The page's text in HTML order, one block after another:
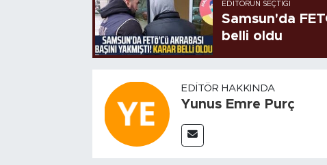
EDITÖRÜN SEÇTIĞI
Samsun'da
belli oldu
EDITÖR HAKKINDA
Yunus Emre Purç